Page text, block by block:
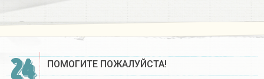
24 ПОМОГИТЕ ПОЖАЛУЙСТА!